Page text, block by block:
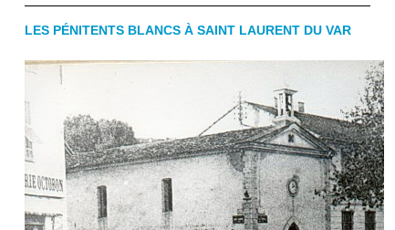
LES PÉNITENTS BLANCS À SAINT LAURENT DU VAR